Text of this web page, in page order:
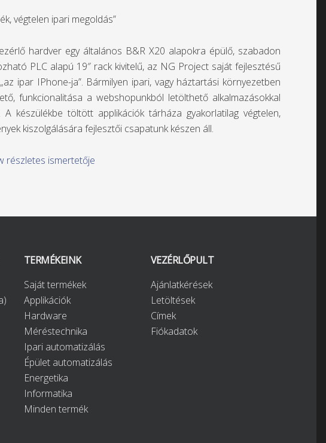
végtelen ipari megoldás”
hardver egy általános B&R X20 alapokra épülő, szabadon
PLC alapú 19″ rack kivitelű, az NG Project saját fejlesztésű
ipar IPhone-ja”. Bármilyen ipari, vagy háztartási környezetben
funkcionalitása a webshopunkból letölthető alkalmazásokkal
A készülékbe töltött applikációk tárháza gyakorlatilag végtelen,
kiszolgálására fejlesztői csapatunk készen áll.
részletes ismertetője
TERMÉKEINK
Saját termékek
Applikációk
Hardware
Méréstechnika
Ipari automatizálás
Épület automatizálás
Energetika
Informatika
Minden termék
VEZÉRLŐPULT
Ajánlatkérések
Letöltések
Címek
Fiókadatok